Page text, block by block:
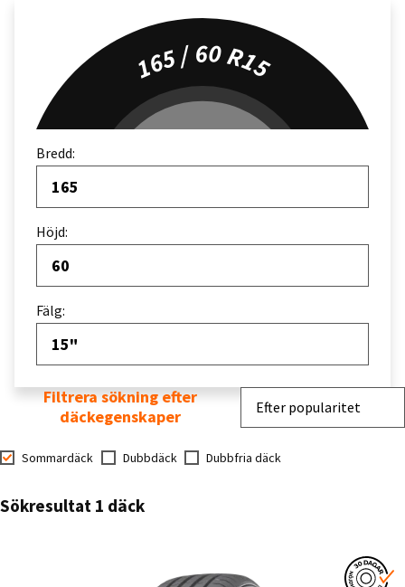
165 / 60 R15
Bredd:
165
Höjd:
60
Fälg:
15"
Sommardäck Dubbdäck Dubbfria däck
Sortera efter
Efter popularitet
Sökresultat 1 däck
Filtrera sökning efter
däckegenskaper